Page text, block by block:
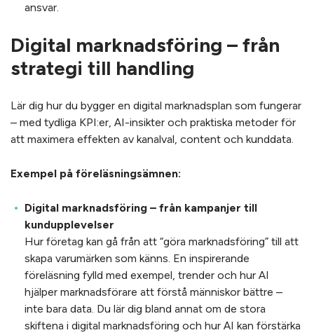
ansvar.
Digital marknadsföring – från
strategi till handling
Lär dig hur du bygger en digital marknadsplan som fungerar
– med tydliga KPI:er, AI-insikter och praktiska metoder för
att maximera effekten av kanalval, content och kunddata.
Exempel på föreläsningsämnen:
Digital marknadsföring – från kampanjer till
kundupplevelser
Hur företag kan gå från att “göra marknadsföring” till att
skapa varumärken som känns. En inspirerande
föreläsning fylld med exempel, trender och hur AI
hjälper marknadsförare att förstå människor bättre –
inte bara data. Du lär dig bland annat om de stora
skiftena i digital marknadsföring och hur AI kan förstärka